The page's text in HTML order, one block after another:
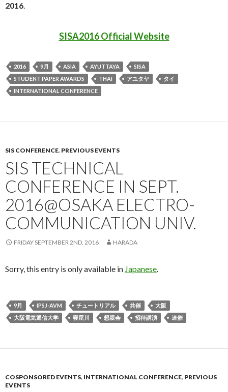
2016.
SISA2016 Official Website
2016 9月 ASIA AYUTTAYA
SISA
STUDENT PAPER AWARDS
THAI アユタヤ
タイ
INTERNATIONAL CONFERENCE
SIS CONFERENCE, PREVIOUS EVENTS
SIS TECHNICAL
CONFERENCE IN SEPT.
2016@OSAKA ELECTRO-
COMMUNICATION UNIV.
FRIDAY SEPTEMBER 2ND, 2016 HARADA
Sorry, this entry is only available in Japanese.
9月 IPSJ-AVM チュートリアル 共催
大阪
大阪電気通信大学
寝屋川 懇親会 招待講演 連催
COSPONSORED EVENTS, INTERNATIONAL CONFERENCE, PREVIOUS
EVENTS